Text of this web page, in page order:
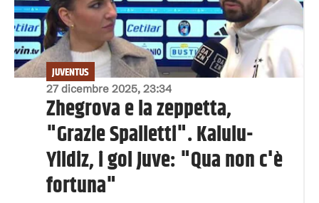
27 dicembre 2025, 23:34
JUVENTUS
Zhegrova e la zeppetta,
"Grazie Spalletti". Kalulu-
Yildiz, i gol Juve: "Qua non c'è
fortuna"